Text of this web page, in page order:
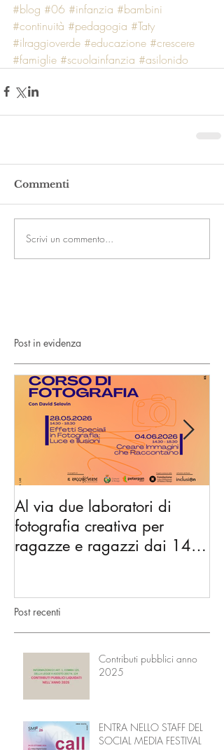
#blog #06 #infanzia #bambini
#continuità #pedagogia #Taty
#ilraggioverde #educazione #crescere
#famiglie #scuolainfanzia #asilonido
Commenti
Scrivi un commento...
Post in evidenza
Al via due laboratori di
fotografia creativa per
ragazze e ragazzi dai 14 ai
Post recenti
Contributi pubblici anno
2025
ENTRA NELLO STAFF DEL
SOCIAL MEDIA FESTIVAL